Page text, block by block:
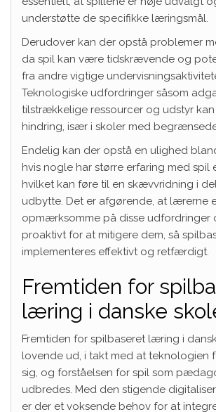
understøtte de specifikke læringsmål.
Derudover kan der opstå problemer
da spil kan være tidskrævende og
fra andre vigtige
Teknologiske udfordringer såsom
tilstrækkelige ressourcer og udstyr
hindring, især i skoler med
Endelig kan der opstå en ulighed
hvis nogle har større erfaring med spil
hvilket kan føre til en skævvridning i
udbytte. Det er afgørende, at lærerne
opmærksomme på disse udfordringer
proaktivt for at mitigere dem, så
implementeres effektivt og retfærdigt.
Fremtiden for
læring i danske
Fremtiden for spilbaseret læring i
lovende ud, i takt med at teknologien
sig, og forståelsen for spil som
udbredes. Med den stigende
er der et voksende behov for at